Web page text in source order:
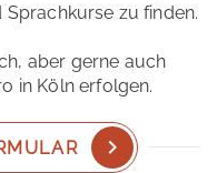
zu finden.
aber gerne auch
in Köln erfolgen.